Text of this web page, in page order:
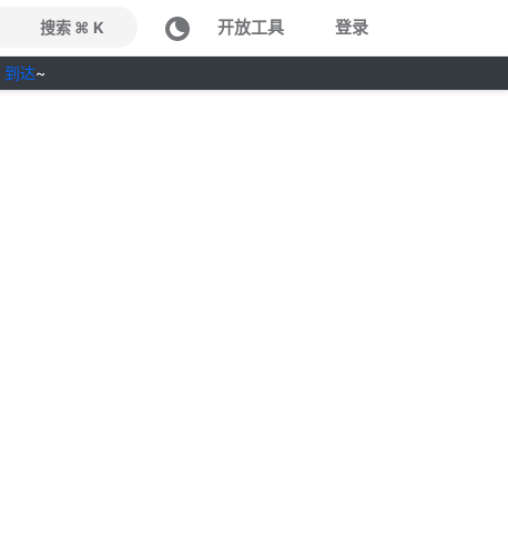
搜索 ⌘ K 开放工具 登录
到达~